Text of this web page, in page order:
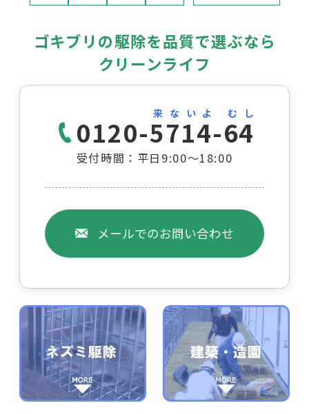
ゴキブリの駆除を品質で選ぶなら
クリーンライフ
0120-5714-64
来ないよ むし
受付時間：平日9:00～18:00
メールでのお問い合わせ